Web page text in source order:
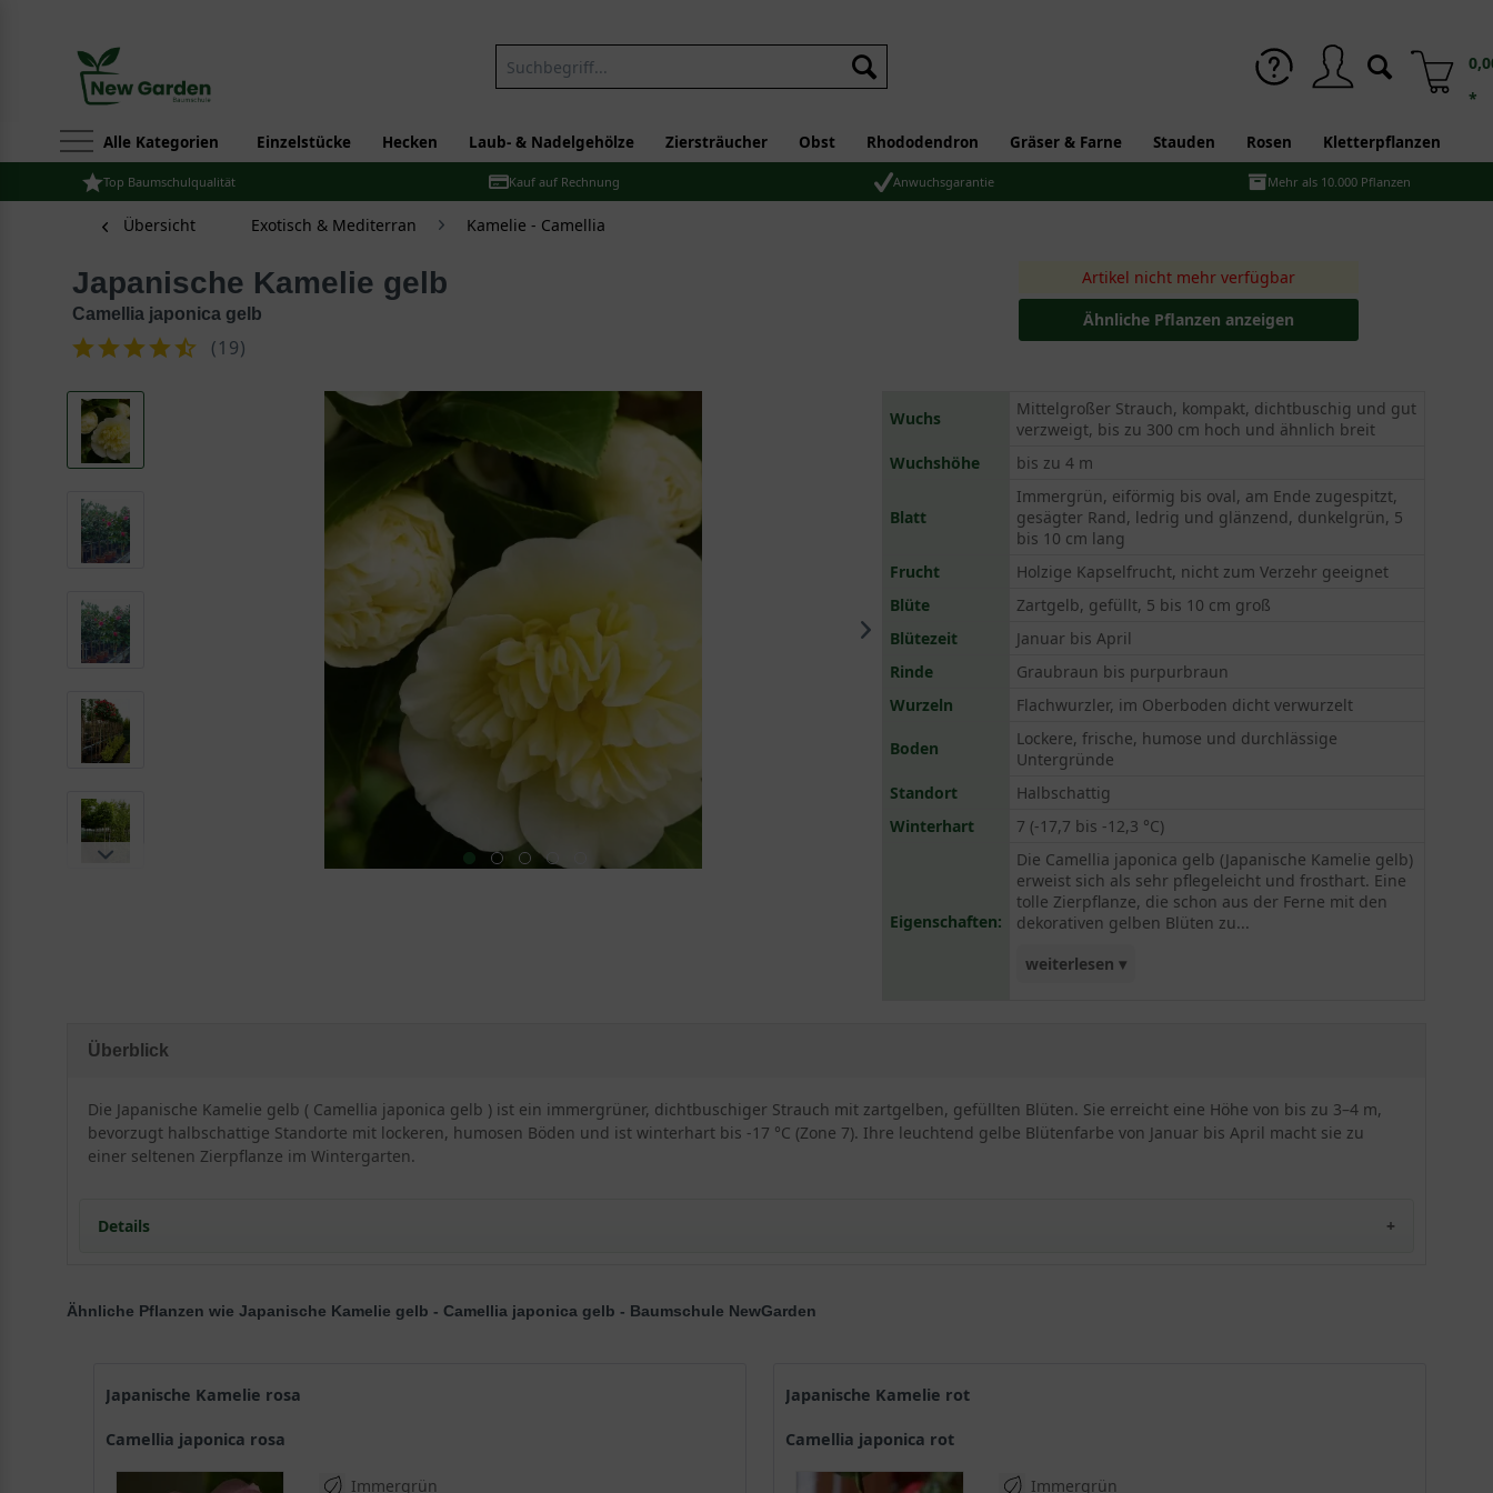
*
Alle Kategorien Einzelstücke Hecken Laub- & Nadelgehölze Ziersträucher Obst Rhododendron Gräser & Farne Stauden Rosen Kletterpflanzen
Top Baumschulqualität Kauf auf Rechnung Anwuchsgarantie Mehr als 10.000 Pflanzen
Übersicht Exotisch & Mediterran Kamelie - Camellia
Japanische Kamelie gelb
Camellia japonica gelb
(19)
Artikel nicht mehr verfügbar
Ähnliche Pflanzen anzeigen
Wuchs
Mittelgroßer Strauch, kompakt, dichtbuschig und gut
verzweigt, bis zu 300 cm hoch und ähnlich breit
Wuchshöhe
bis zu 4 m
Blatt
Immergrün, eiförmig bis oval, am Ende zugespitzt,
gesägter Rand, ledrig und glänzend, dunkelgrün, 5
bis 10 cm lang
Frucht
Holzige Kapselfrucht, nicht zum Verzehr geeignet
Blüte
Zartgelb, gefüllt, 5 bis 10 cm groß
Blütezeit
Januar bis April
Rinde
Graubraun bis purpurbraun
Wurzeln
Flachwurzler, im Oberboden dicht verwurzelt
Boden
Lockere, frische, humose und durchlässige
Untergründe
Standort
Halbschattig
Winterhart
7 (-17,7 bis -12,3 °C)
Eigenschaften:
Die Camellia japonica gelb (Japanische Kamelie gelb)
erweist sich als sehr pflegeleicht und frosthart. Eine
tolle Zierpflanze, die schon aus der Ferne mit den
dekorativen gelben Blüten zu...
weiterlesen ▾
Überblick
Die Japanische Kamelie gelb ( Camellia japonica gelb ) ist ein immergrüner, dichtbuschiger Strauch mit zartgelben, gefüllten Blüten. Sie erreicht eine Höhe von bis zu 3–4 m,
bevorzugt halbschattige Standorte mit lockeren, humosen Böden und ist winterhart bis -17 °C (Zone 7). Ihre leuchtend gelbe Blütenfarbe von Januar bis April macht sie zu
einer seltenen Zierpflanze im Wintergarten.
Details
Die Camellia japonica ist eine Gartenschönheit aus der Natur Ostasiens
Der Stamm der gelben Kamelie ist kahl und wird zunehmend purpurrot
Die gelben Blüten der Camellia japonica verwöhnen bereits im Winter mit ihrem Anblick
Braune Kapselfrüchte entwickeln sich im Herbst
Ähnliche Pflanzen wie Japanische Kamelie gelb - Camellia japonica gelb - Baumschule NewGarden
Japanische Kamelie rot
Camellia japonica rot
Immergrün
Japanische Kamelie rosa
Camellia japonica rosa
Immergrün